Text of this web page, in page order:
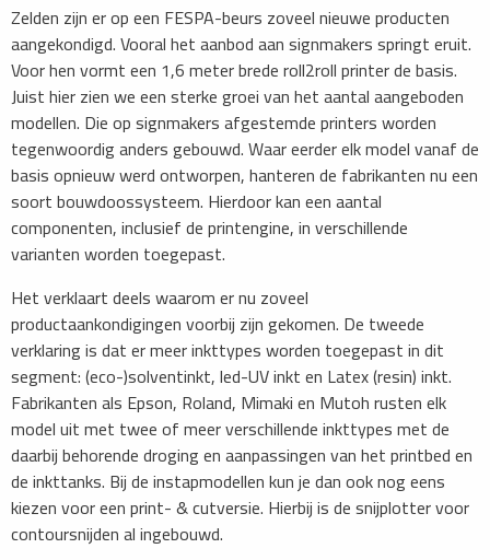
Zelden zijn er op een FESPA-beurs zoveel nieuwe producten
aangekondigd. Vooral het aanbod aan signmakers springt eruit.
Voor hen vormt een 1,6 meter brede roll2roll printer de basis.
Juist hier zien we een sterke groei van het aantal aangeboden
modellen. Die op signmakers afgestemde printers worden
tegenwoordig anders gebouwd. Waar eerder elk model vanaf de
basis opnieuw werd ontworpen, hanteren de fabrikanten nu een
soort bouwdoossysteem. Hierdoor kan een aantal
componenten, inclusief de printengine, in verschillende
varianten worden toegepast.
Het verklaart deels waarom er nu zoveel
productaankondigingen voorbij zijn gekomen. De tweede
verklaring is dat er meer inkttypes worden toegepast in dit
segment: (eco-)solventinkt, led-UV inkt en Latex (resin) inkt.
Fabrikanten als Epson, Roland, Mimaki en Mutoh rusten elk
model uit met twee of meer verschillende inkttypes met de
daarbij behorende droging en aanpassingen van het printbed en
de inkttanks. Bij de instapmodellen kun je dan ook nog eens
kiezen voor een print- & cutversie. Hierbij is de snijplotter voor
contoursnijden al ingebouwd.